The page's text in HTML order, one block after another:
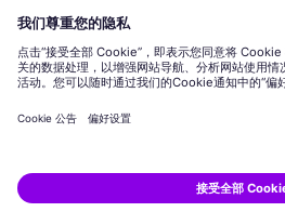
勞動條件申請
Siemens Energy 是 Siemens AG 授權的